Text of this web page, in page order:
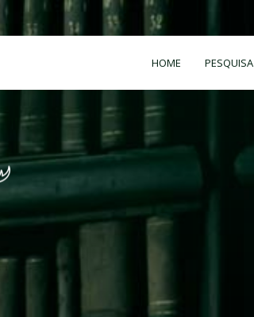
HOME PESQUISA